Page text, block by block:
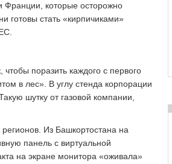
Франции, которые осторожно
готовы стать «кирпичиками»
поразить каждого с первого
в лес». В углу стенда корпорации
шутку от газовой компании,
Из Башкортостана на
панель с виртуальной
на экране монитора «оживала»